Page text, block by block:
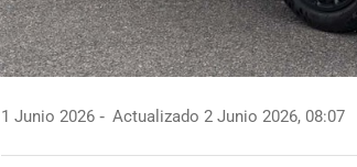
1 Junio 2026 Actualizado 2 Junio 2026, 08:07